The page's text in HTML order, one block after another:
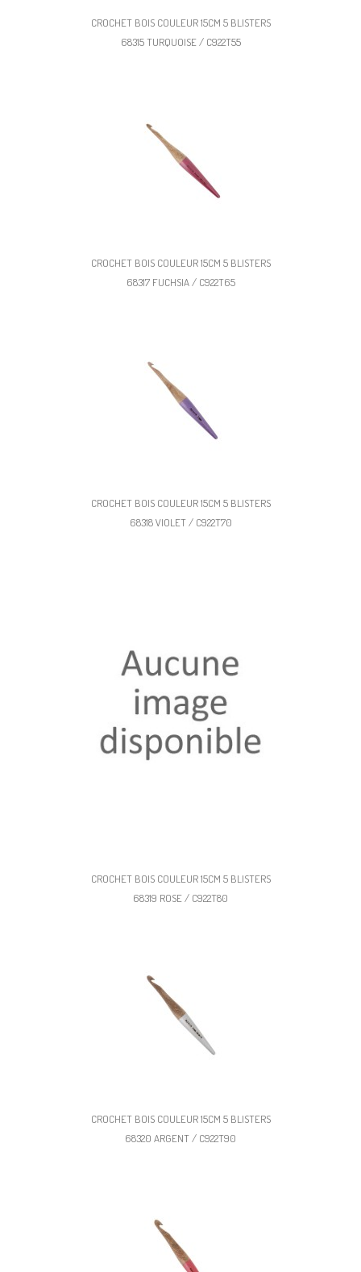
CROCHET BOIS COULEUR 15CM 5 BLISTERS
68315 TURQUOISE / C922T55
CROCHET BOIS COULEUR 15CM 5 BLISTERS
68317 FUCHSIA / C922T65
CROCHET BOIS COULEUR 15CM 5 BLISTERS
68318 VIOLET / C922T70
CROCHET BOIS COULEUR 15CM 5 BLISTERS
68319 ROSE / C922T80
CROCHET BOIS COULEUR 15CM 5 BLISTERS
68320 ARGENT / C922T90